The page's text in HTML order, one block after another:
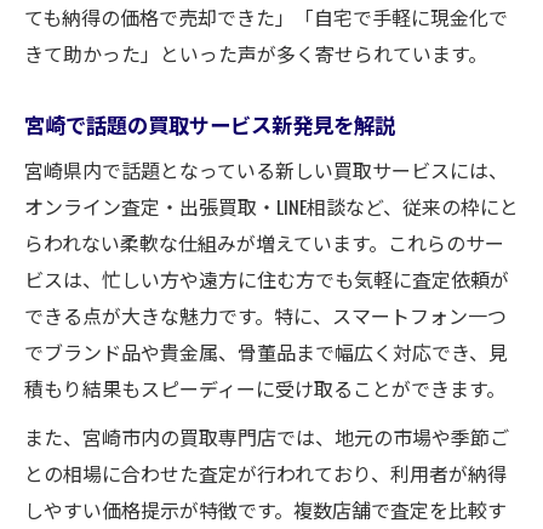
ても納得の価格で売却できた」「自宅で手軽に現金化で
きて助かった」といった声が多く寄せられています。
宮崎で話題の買取サービス新発見を解説
宮崎県内で話題となっている新しい買取サービスには、
オンライン査定・出張買取・LINE相談など、従来の枠にと
らわれない柔軟な仕組みが増えています。これらのサー
ビスは、忙しい方や遠方に住む方でも気軽に査定依頼が
できる点が大きな魅力です。特に、スマートフォン一つ
でブランド品や貴金属、骨董品まで幅広く対応でき、見
積もり結果もスピーディーに受け取ることができます。
また、宮崎市内の買取専門店では、地元の市場や季節ご
との相場に合わせた査定が行われており、利用者が納得
しやすい価格提示が特徴です。複数店舗で査定を比較す